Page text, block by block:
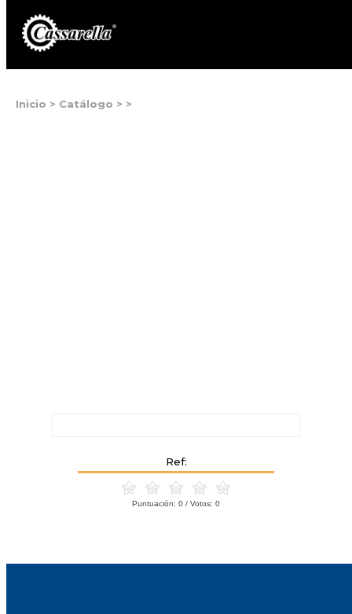
Inicio > Catálogo > >
Ref:
Puntuación: 0 / Votos: 0